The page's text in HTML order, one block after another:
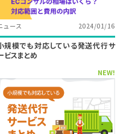
ュース 2024/01/16
規模でも対応している発送代行サ
ビスまとめ
NEW!